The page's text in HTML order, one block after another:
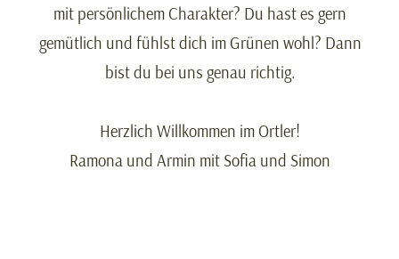
mit persönlichem Charakter? Du hast es gern
gemütlich und fühlst dich im Grünen wohl? Dann
bist du bei uns genau richtig.
Herzlich Willkommen im Ortler!
Ramona und Armin mit Sofia und Simon